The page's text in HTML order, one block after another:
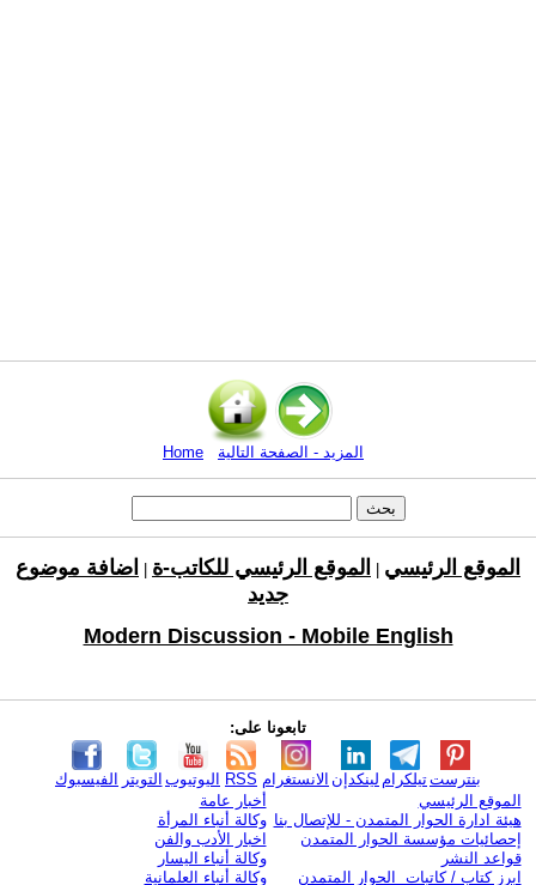
Home المزيد - الصفحة التالية
الموقع الرئيسي الموقع الرئيسي للكاتب-ة
اضافة موضوع
جديد
Modern Discussion - Mobile English
تابعونا على:
الفيسبوك التويتر اليوتيوب RSS الانستغرام لينكدإن تيلكرامبنترست
الموقع الرئيسي
هيئة ادارة الحوار المتمدن - للإتصال بنا
إحصائيات مؤسسة الحوار المتمدن
قواعد النشر
ابرز كتاب / كاتبات الحوار المتمدن
أخبار عامة
وكالة أنباء المرأة
اخبار الأدب والفن
وكالة أنباء اليسار
وكالة أنباء العلمانية